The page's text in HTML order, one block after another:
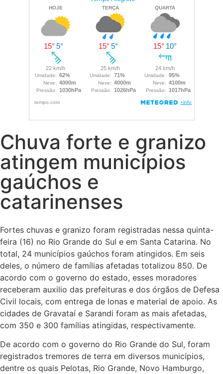
Chuva forte e granizo
atingem municípios
gaúchos e
catarinenses
Fortes chuvas e granizo foram registradas nessa quinta-
feira (16) no Rio Grande do Sul e em Santa Catarina. No
total, 24 municípios gaúchos foram atingidos. Em seis
deles, o número de famílias afetadas totalizou 850. De
acordo com o governo do estado, esses moradores
receberam auxilio das prefeituras e dos órgãos de Defesa
Civil locais, com entrega de lonas e material de apoio. As
cidades de Gravataí e Sarandi foram as mais afetadas,
com 350 e 300 famílias atingidas, respectivamente.
De acordo com o governo do Rio Grande do Sul, foram
registrados tremores de terra em diversos municípios,
dentre os quais Pelotas, Rio Grande, Novo Hamburgo,